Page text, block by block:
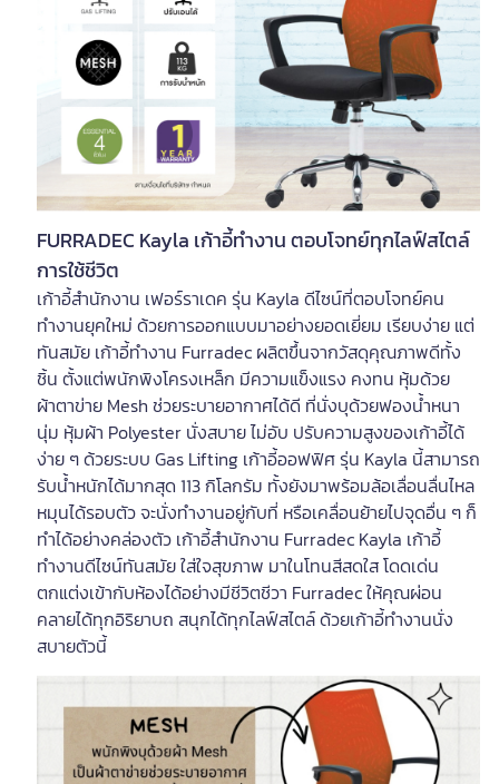
FURRADEC Kayla เก้าอี้ทำงาน ตอบโจทย์ทุกไลฟ์สไตล์
การใช้ชีวิต
เก้าอี้สำนักงาน เฟอร์ราเดค รุ่น Kayla ดีไซน์ที่ตอบโจทย์คน
ทำงานยุคใหม่ ด้วยการออกแบบมาอย่างยอดเยี่ยม เรียบง่าย แต่
ทันสมัย เก้าอี้ทำงาน Furradec ผลิตขึ้นจากวัสดุคุณภาพดีทั้ง
ชิ้น ตั้งแต่พนักพิงโครงเหล็ก มีความแข็งแรง คงทน หุ้มด้วย
ผ้าตาข่าย Mesh ช่วยระบายอากาศได้ดี ที่นั่งบุด้วยฟองน้ำหนา
นุ่ม หุ้มผ้า Polyester นั่งสบาย ไม่อับ ปรับความสูงของเก้าอี้ได้
ง่าย ๆ ด้วยระบบ Gas Lifting เก้าอี้ออฟฟิศ รุ่น Kayla นี้สามารถ
รับน้ำหนักได้มากสุด 113 กิโลกรัม ทั้งยังมาพร้อมล้อเลื่อนลื่นไหล
หมุนได้รอบตัว จะนั่งทำงานอยู่กับที่ หรือเคลื่อนย้ายไปจุดอื่น ๆ ก็
ทำได้อย่างคล่องตัว เก้าอี้สำนักงาน Furradec Kayla เก้าอี้
ทำงานดีไซน์ทันสมัย ใส่ใจสุขภาพ มาในโทนสีสดใส โดดเด่น
ตกแต่งเข้ากับห้องได้อย่างมีชีวิตชีวา Furradec ให้คุณผ่อน
คลายได้ทุกอิริยาบถ สนุกได้ทุกไลฟ์สไตล์ ด้วยเก้าอี้ทำงานนั่ง
สบายตัวนี้